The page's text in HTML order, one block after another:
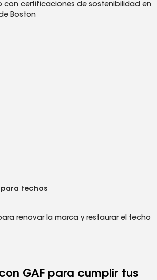
con certificaciones de sostenibilidad en
Boston
techos
renovar la marca y restaurar el techo
GAF para cumplir tus